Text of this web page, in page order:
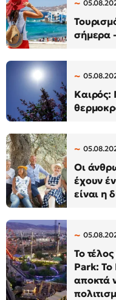
σήμερα
Καιρός:
Οι
έχουν
είναι η
Το
Park: Το
αποκτά